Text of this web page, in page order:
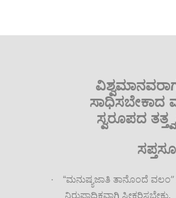
ಸ್ವರೂಪದ
· “ಮನುಷ್ಯಜಾತಿ ತಾನೊಂದೆ ವಲಂ”
ನಿರುಪಾಧಿಕವಾಗಿ ಸ್ವೀಕರಿಸಬೇಕು.